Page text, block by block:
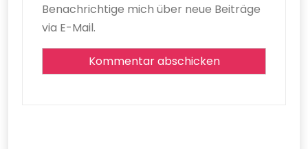
Benachrichtige mich über neue Beiträge
via E-Mail.